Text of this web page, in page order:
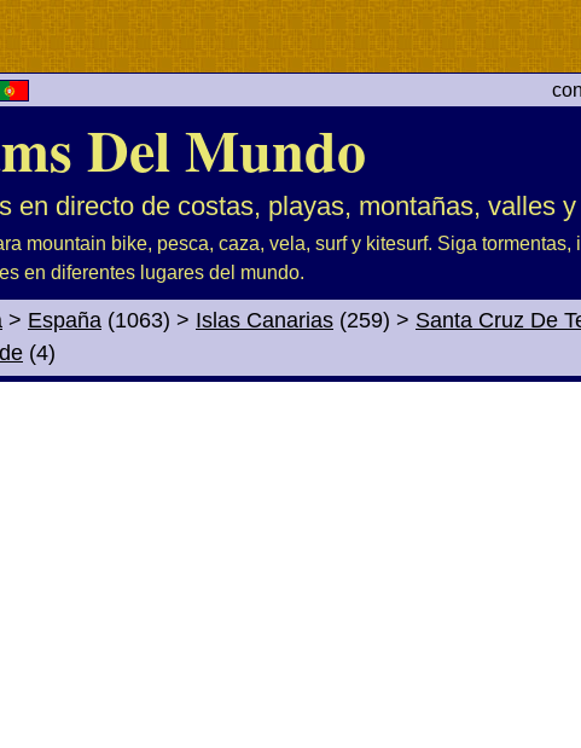
Del Mundo
en directo de costas, playas, montañas, valles
mountain bike, pesca, caza, vela, surf y kitesurf. Siga
en diferentes lugares del mundo.
> España (1063) > Islas Canarias (259) > Santa Cruz De
(4)